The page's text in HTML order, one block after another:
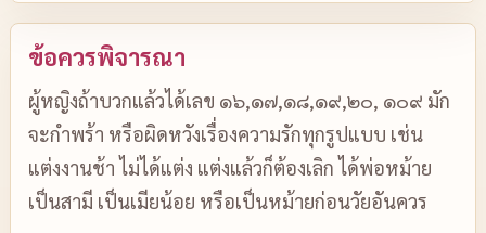
ข้อควรพิจารณา
ผู้หญิงถ้าบวกแล้วได้เลข ๑๖,๑๗,๑๘,๑๙,๒๐, ๑๐๙ มัก
จะกำพร้า หรือผิดหวังเรื่องความรักทุกรูปแบบ เช่น
แต่งงานช้า ไม่ได้แต่ง แต่งแล้วก็ต้องเลิก ได้พ่อหม้าย
เป็นสามี เป็นเมียน้อย หรือเป็นหม้ายก่อนวัยอันควร